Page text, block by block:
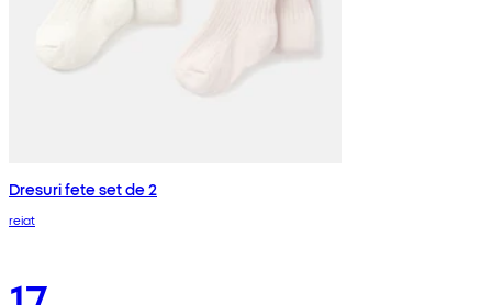
Dresuri fete set de 2
reiat